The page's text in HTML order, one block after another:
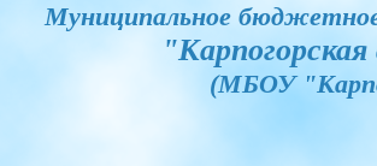
Муниципальное
(МБОУ